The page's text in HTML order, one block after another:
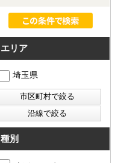
エリア
埼玉県
種別